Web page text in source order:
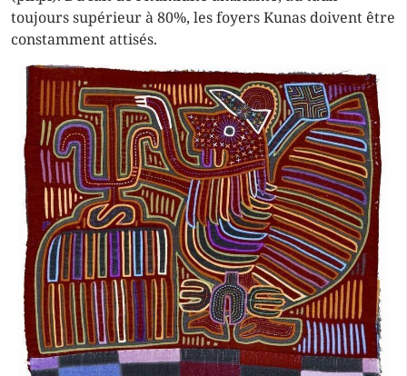
toujours supérieur à 80%, les foyers Kunas doivent être
constamment attisés.